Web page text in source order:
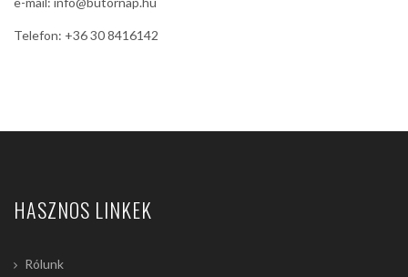
Telefon: +36 30 8416142
HASZNOS LINKEK
Rólunk